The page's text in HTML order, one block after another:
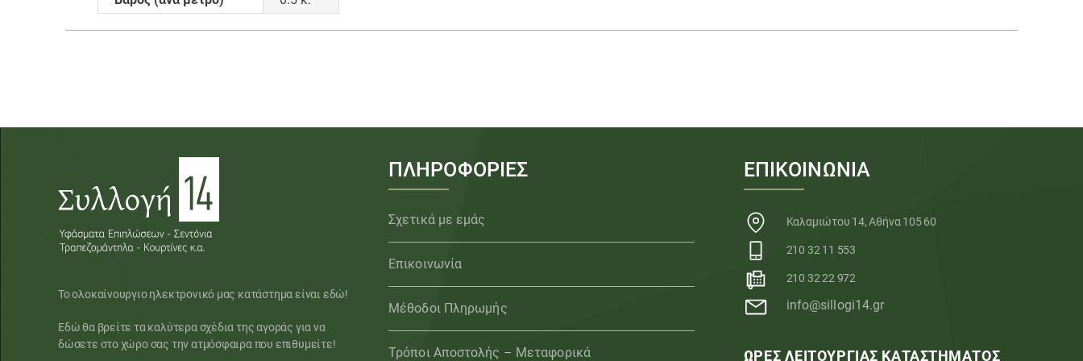
Το ολοκαίνουργιο ηλεκτρονικό μας κατάστημα είναι εδώ!
Εδώ θα βρείτε τα καλύτερα σχέδια της αγοράς για να
δώσετε στο χώρο σας την ατμόσφαιρα που επιθυμείτε!
ΠΛΗΡΟΦΟΡΙΕΣ
Σχετικά με εμάς
Επικοινωνία
Μέθοδοι Πληρωμής
Τρόποι Αποστολής – Μεταφορικά
ΕΠΙΚΟΙΝΩΝΙΑ
Καλαμιώτου 14, Αθήνα 105 60
210 32 11 553
210 32 22 972
info@sillogi14.gr
ΩΡΕΣ ΛΕΙΤΟΥΡΓΙΑΣ ΚΑΤΑΣΤΗΜΑΤΟΣ